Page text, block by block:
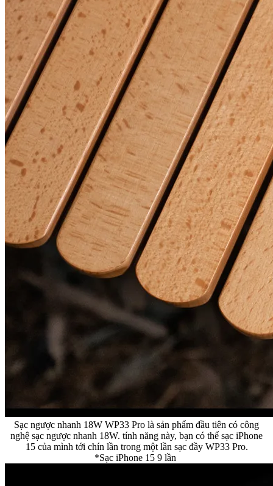
Sạc ngược nhanh 18W WP33 Pro là sản phẩm đầu tiên có công
nghệ sạc ngược nhanh 18W. tính năng này, bạn có thể sạc iPhone
15 của mình tới chín lần trong một lần sạc đầy WP33 Pro.
*Sạc iPhone 15 9 lần